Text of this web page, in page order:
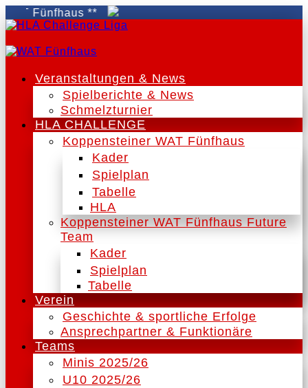
Fünfhaus **
Veranstaltungen & News
Spielberichte & News
Schmelzturnier
HLA CHALLENGE
Koppensteiner WAT Fünfhaus
Kader
Spielplan
Tabelle
HLA
Koppensteiner WAT Fünfhaus Future
Team
Kader
Spielplan
Tabelle
Verein
Geschichte & sportliche Erfolge
Ansprechpartner & Funktionäre
Teams
Minis 2025/26
U10 2025/26